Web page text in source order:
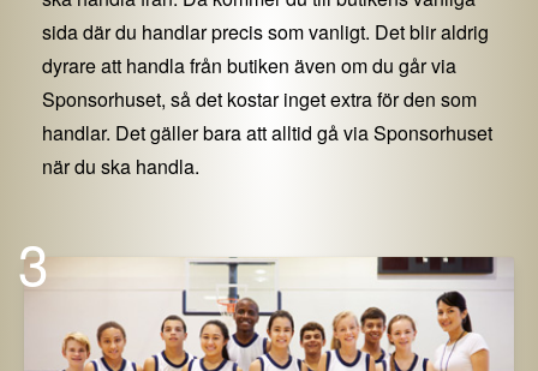
sida där du handlar precis som vanligt. Det blir aldrig
dyrare att handla från butiken även om du går via
Sponsorhuset, så det kostar inget extra för den som
handlar. Det gäller bara att alltid gå via Sponsorhuset
när du ska handla.
3